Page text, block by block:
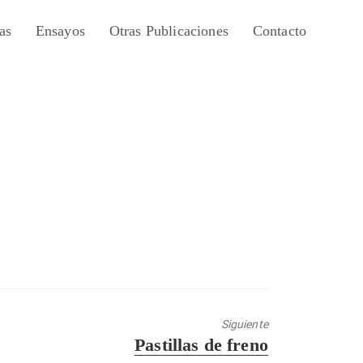
Ensayos Otras Publicaciones Contacto
Siguiente
Entrada
Pastillas de freno